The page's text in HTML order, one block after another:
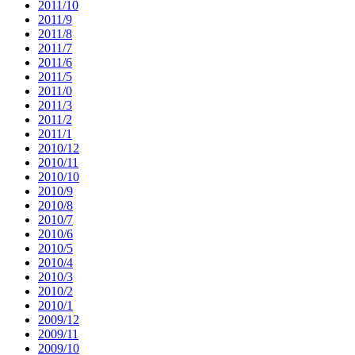
2011/10
2011/9
2011/8
2011/7
2011/6
2011/5
2011/0
2011/3
2011/2
2011/1
2010/12
2010/11
2010/10
2010/9
2010/8
2010/7
2010/6
2010/5
2010/4
2010/3
2010/2
2010/1
2009/12
2009/11
2009/10